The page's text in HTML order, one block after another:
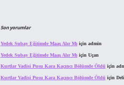
Son yorumlar
Yedek Subay Eğitimde Maaş Alır Mı için admin
Yedek Subay Eğitimde Maaş Alır Mı için Uçan
Kurtlar Vadisi Pusu Kara Kaçıncı Bölümde Öldü için
Kurtlar Vadisi Pusu Kara Kaçıncı Bölümde Öldü için Deli